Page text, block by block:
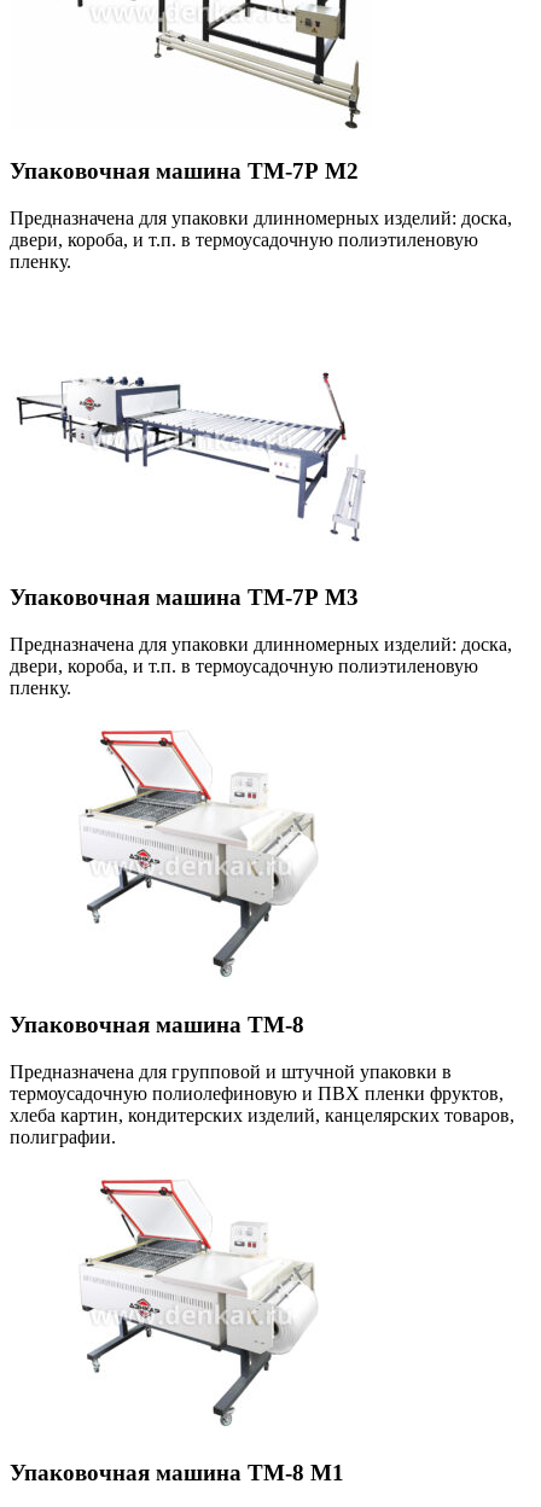
Упаковочная машина ТМ-7Р М2
Предназначена для упаковки длинномерных изделий: доска,
двери, короба, и т.п. в термоусадочную полиэтиленовую
пленку.
Упаковочная машина ТМ-7Р М3
Предназначена для упаковки длинномерных изделий: доска,
двери, короба, и т.п. в термоусадочную полиэтиленовую
пленку.
Упаковочная машина ТМ-8
Предназначена для групповой и штучной упаковки в
термоусадочную полиолефиновую и ПВХ пленки фруктов,
хлеба картин, кондитерских изделий, канцелярских товаров,
полиграфии.
Упаковочная машина ТМ-8 М1